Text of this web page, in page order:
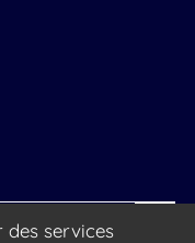
500 abonnés
services